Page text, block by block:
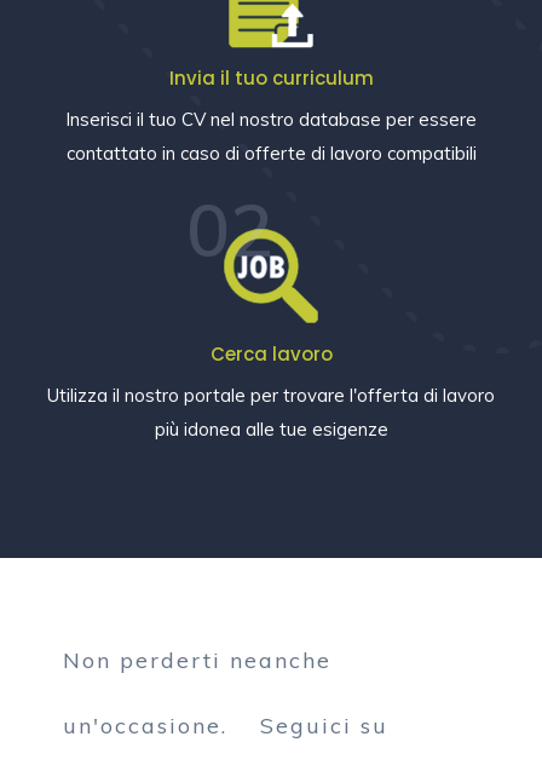
Invia il tuo curriculum
Inserisci il tuo CV nel nostro database per essere
contattato in caso di offerte di lavoro compatibili
02
Cerca lavoro
Utilizza il nostro portale per trovare l'offerta di lavoro
più idonea alle tue esigenze
Non perderti neanche
un'occasione. Seguici su